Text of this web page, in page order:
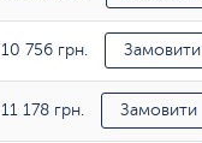
10 756 грн. Замовити
11 178 грн. Замовити